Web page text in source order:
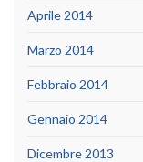
Aprile 2014
Marzo 2014
Febbraio 2014
Gennaio 2014
Dicembre 2013